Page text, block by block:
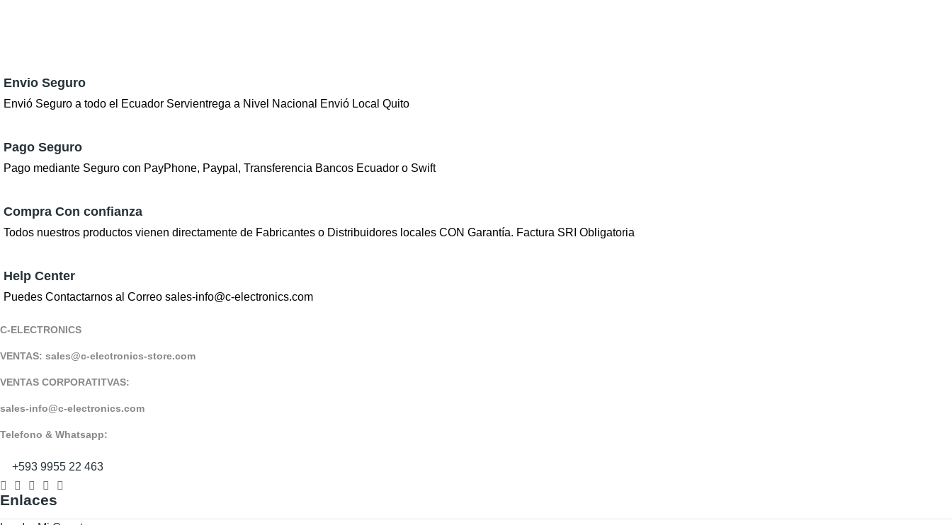
Envio Seguro
Envió Seguro a todo el Ecuador Servientrega a Nivel Nacional Envió Local Quito
Pago Seguro
Pago mediante Seguro con PayPhone, Paypal, Transferencia Bancos Ecuador o Swift
Compra Con confianza
Todos nuestros productos vienen directamente de Fabricantes o Distribuidores locales CON Garantía. Factura SRI Obligatoria
Help Center
Puedes Contactarnos al Correo sales-info@c-electronics.com
C-ELECTRONICS
VENTAS: sales@c-electronics-store.com
VENTAS CORPORATITVAS:
sales-info@c-electronics.com
Telefono & Whatsapp:
+593 9955 22 463
Enlaces